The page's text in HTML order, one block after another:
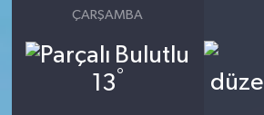
ÇARŞAMBA
13°